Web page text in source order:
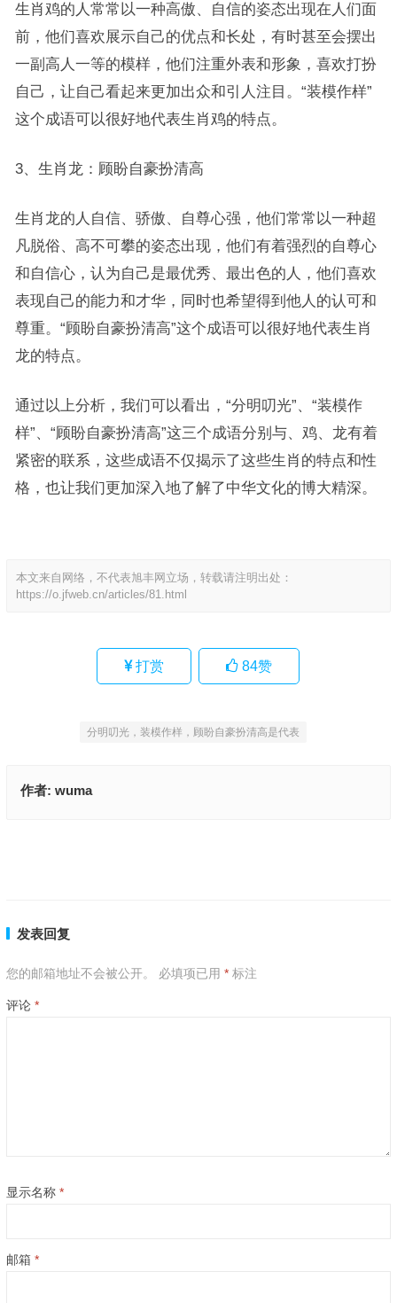
生肖鸡的人常常以一种高傲、自信的姿态出现在人们面
前，他们喜欢展示自己的优点和长处，有时甚至会摆出
一副高人一等的模样，他们注重外表和形象，喜欢打扮
自己，让自己看起来更加出众和引人注目。“装模作样”
这个成语可以很好地代表生肖鸡的特点。
3、生肖龙：顾盼自豪扮清高
生肖龙的人自信、骄傲、自尊心强，他们常常以一种超
凡脱俗、高不可攀的姿态出现，他们有着强烈的自尊心
和自信心，认为自己是最优秀、最出色的人，他们喜欢
表现自己的能力和才华，同时也希望得到他人的认可和
尊重。“顾盼自豪扮清高”这个成语可以很好地代表生肖
龙的特点。
通过以上分析，我们可以看出，“分明叨光”、“装模作
样”、“顾盼自豪扮清高”这三个成语分别与、鸡、龙有着
紧密的联系，这些成语不仅揭示了这些生肖的特点和性
格，也让我们更加深入地了解了中华文化的博大精深。
本文来自网络，不代表旭丰网立场，转载请注明出处：
https://o.jfweb.cn/articles/81.html
打赏 84赞
分明叨光，装模作样，顾盼自豪扮清高是代表
作者: wuma
发表回复
您的邮箱地址不会被公开。 必填项已用 *标注
评论 *
显示名称 *
邮箱 *